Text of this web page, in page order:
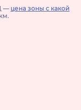
— цена зоны с какой